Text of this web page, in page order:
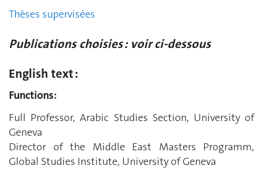
Thèses supervisées
Publications choisies : voir ci-dessous
English text :
Functions:
Full Professor, Arabic Studies Section, University of
Geneva
Director of the Middle East Masters Programm,
Global Studies Institute, University of Geneva